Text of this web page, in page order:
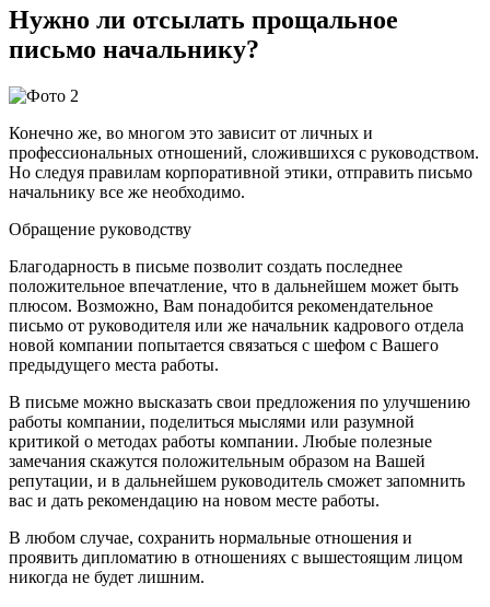
Нужно ли отсылать прощальное
письмо начальнику?
Конечно же, во многом это зависит от личных и
профессиональных отношений, сложившихся с руководством.
Но следуя правилам корпоративной этики, отправить письмо
начальнику все же необходимо.
Обращение руководству
Благодарность в письме позволит создать последнее
положительное впечатление, что в дальнейшем может быть
плюсом. Возможно, Вам понадобится рекомендательное
письмо от руководителя или же начальник кадрового отдела
новой компании попытается связаться с шефом с Вашего
предыдущего места работы.
В письме можно высказать свои предложения по улучшению
работы компании, поделиться мыслями или разумной
критикой о методах работы компании. Любые полезные
замечания скажутся положительным образом на Вашей
репутации, и в дальнейшем руководитель сможет запомнить
вас и дать рекомендацию на новом месте работы.
В любом случае, сохранить нормальные отношения и
проявить дипломатию в отношениях с вышестоящим лицом
никогда не будет лишним.